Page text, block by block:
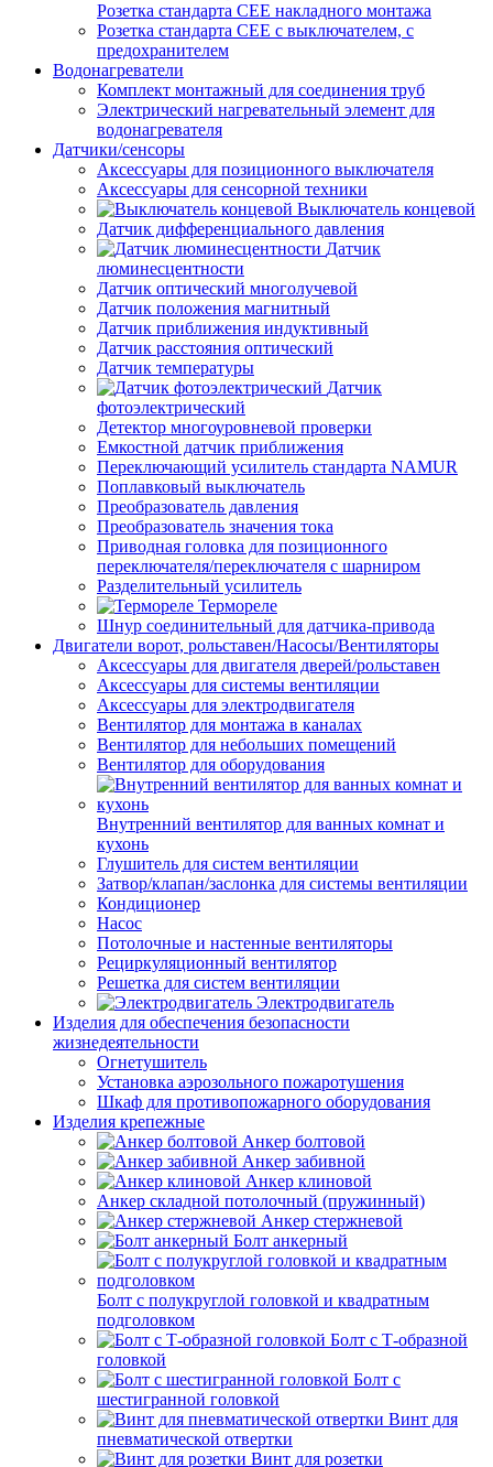
Розетка стандарта СЕЕ накладного монтажа
Розетка стандарта СЕЕ с выключателем, с
предохранителем
Водонагреватели
Комплект монтажный для соединения труб
Электрический нагревательный элемент для
водонагревателя
Датчики/сенсоры
Аксессуары для позиционного выключателя
Аксессуары для сенсорной техники
Выключатель концевой
Датчик дифференциального давления
Датчик
люминесцентности
Датчик оптический многолучевой
Датчик положения магнитный
Датчик приближения индуктивный
Датчик расстояния оптический
Датчик температуры
Датчик
фотоэлектрический
Детектор многоуровневой проверки
Емкостной датчик приближения
Переключающий усилитель стандарта NAMUR
Поплавковый выключатель
Преобразователь давления
Преобразователь значения тока
Приводная головка для позиционного
переключателя/переключателя с шарниром
Разделительный усилитель
Термореле
Шнур соединительный для датчика-привода
Двигатели ворот, рольставен/Насосы/Вентиляторы
Аксессуары для двигателя дверей/рольставен
Аксессуары для системы вентиляции
Аксессуары для электродвигателя
Вентилятор для монтажа в каналах
Вентилятор для небольших помещений
Вентилятор для оборудования
Внутренний вентилятор для ванных комнат и
кухонь
Глушитель для систем вентиляции
Затвор/клапан/заслонка для системы вентиляции
Кондиционер
Насос
Потолочные и настенные вентиляторы
Рециркуляционный вентилятор
Решетка для систем вентиляции
Электродвигатель
Изделия для обеспечения безопасности
жизнедеятельности
Огнетушитель
Установка аэрозольного пожаротушения
Шкаф для противопожарного оборудования
Изделия крепежные
Анкер болтовой
Анкер забивной
Анкер клиновой
Анкер складной потолочный (пружинный)
Анкер стержневой
Болт анкерный
Болт с полукруглой головкой и квадратным
подголовком
Болт с Т-образной
головкой
Болт с
шестигранной головкой
Винт для
пневматической отвертки
Винт для розетки